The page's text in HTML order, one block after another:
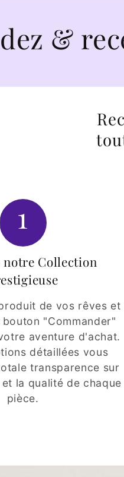
1
notre Collection
de vos rêves et
"Commander"
aventure d'achat.
détaillées vous
transparence sur
la qualité de chaque
pièce.